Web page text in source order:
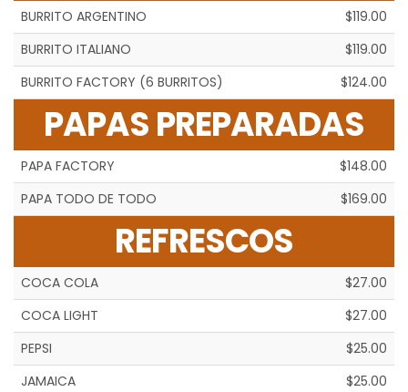
BURRITO ARGENTINO
$119.00
BURRITO ITALIANO
$119.00
BURRITO FACTORY (6 BURRITOS)
$124.00
PAPAS PREPARADAS
PAPA FACTORY
$148.00
PAPA TODO DE TODO
$169.00
REFRESCOS
COCA COLA
$27.00
COCA LIGHT
$27.00
PEPSI
$25.00
JAMAICA
$25.00